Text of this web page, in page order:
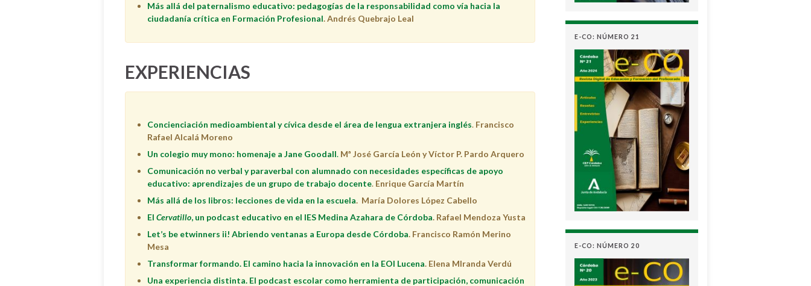
Más allá del paternalismo educativo: pedagogías de la responsabilidad como vía hacia la
ciudadanía crítica en Formación Profesional. Andrés Quebrajo Leal
EXPERIENCIAS
Concienciación medioambiental y cívica desde el área de lengua extranjera inglés. Francisco
Rafael Alcalá Moreno
Un colegio muy mono: homenaje a Jane Goodall. Mª José García León y Víctor P. Pardo Arquero
Comunicación no verbal y paraverbal con alumnado con necesidades específicas de apoyo
educativo: aprendizajes de un grupo de trabajo docente. Enrique García Martín
Más allá de los libros: lecciones de vida en la escuela. María Dolores López Cabello
El Cervatillo, un podcast educativo en el IES Medina Azahara de Córdoba. Rafael Mendoza Yusta
Let’s be etwinners ii! Abriendo ventanas a Europa desde Córdoba. Francisco Ramón Merino
Mesa
Transformar formando. El camino hacia la innovación en la EOI Lucena. Elena MIranda Verdú
Una experiencia distinta. El podcast escolar como herramienta de participación, comunicación
E-CO: NÚMERO 21
E-CO: NÚMERO 20